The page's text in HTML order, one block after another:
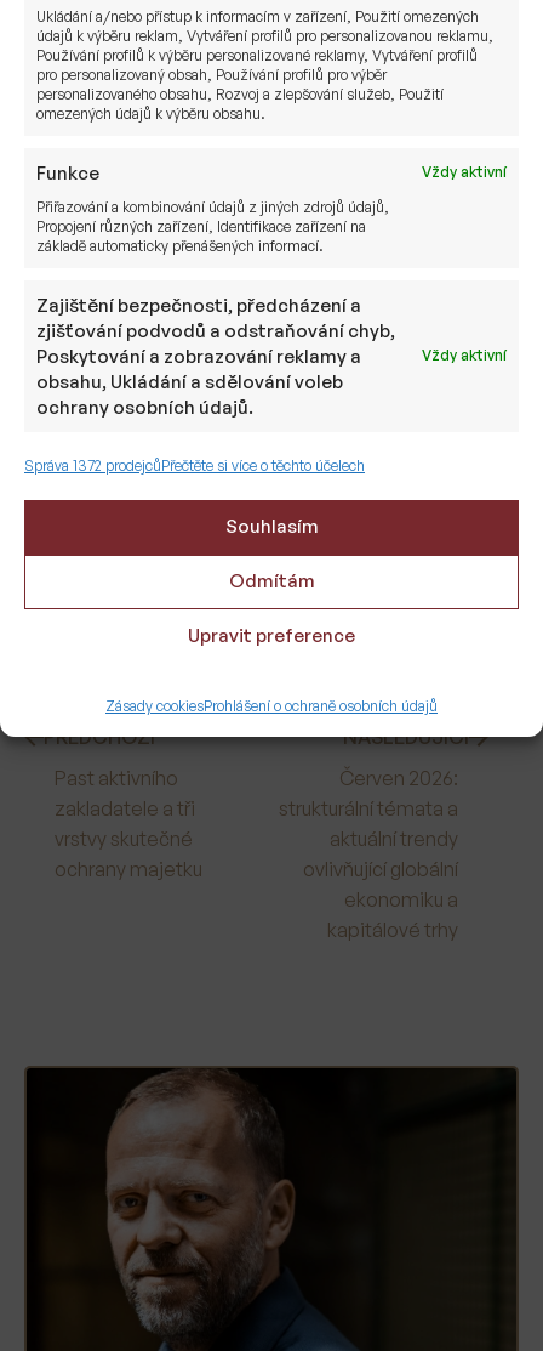
Ukládání a/nebo přístup k informacím v zařízení, Použití omezených
údajů k výběru reklam, Vytváření profilů pro personalizovanou reklamu,
Používání profilů k výběru personalizované reklamy, Vytváření profilů
pro personalizovaný obsah, Používání profilů pro výběr
personalizovaného obsahu, Rozvoj a zlepšování služeb, Použití
omezených údajů k výběru obsahu.
Funkce
Vždy aktivní
Přiřazování a kombinování údajů z jiných zdrojů údajů,
Propojení různých zařízení, Identifikace zařízení na
základě automaticky přenášených informací.
Zajištění bezpečnosti, předcházení a
zjišťování podvodů a odstraňování chyb,
Poskytování a zobrazování reklamy a
obsahu, Ukládání a sdělování voleb
ochrany osobních údajů.
Vždy aktivní
Správa 1372 prodejcůPřečtěte si více o těchto účelech
Souhlasím
Odmítám
Upravit preference
Zásady cookiesProhlášení o ochraně osobních údajů
E-MAIL
Tato stránka je chráněna pomocí reCAPTCHA a platí na ni
Odesláním zprávy beru na vědomízpracování osobních údajů
PŘEDCHOZÍ
Past aktivního
zakladatele a tři
vrstvy skutečné
ochrany majetku
NÁSLEDUJÍCÍ
Červen 2026:
strukturální témata a
aktuální trendy
ovlivňující globální
ekonomiku a
kapitálové trhy